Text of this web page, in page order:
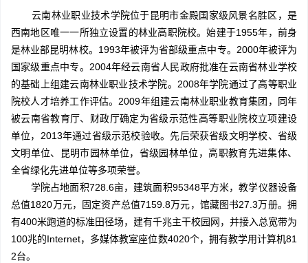
云南林业职业技术学院位于昆明市金殿国家级风景名胜区，是
西南地区唯一一所独立设置的林业高职院校。始建于1955年，前身
是林业部昆明林校。1993年被评为省部级重点中专。2000年被评为
国家级重点中专。2004年经云南省人民政府批准在云南省林业学校
的基础上组建云南林业职业技术学院。2008年学院通过了高等职业
院校人才培养工作评估。2009年组建云南林业职业教育集团，同年
被云南省教育厅、财政厅确定为省级示范性高等职业院校立项建设
单位，2013年通过省级示范校验收。先后荣获省级文明学校、省级
文明单位、昆明市园林单位，省级园林单位，高职教育先进集体、
全省绿化先进单位等多项荣誉。
学院占地面积728.6亩，建筑面积95348平方米，教学仪器设备
总值1820万元，固定资产总值7159.8万元，馆藏图书27.3万册。拥
有400米跑道的标准田径场，建有千兆主干校园网，并接入总宽带为
100兆的Internet，多媒体教室座位数4020个，拥有教学用计算机81
2台。